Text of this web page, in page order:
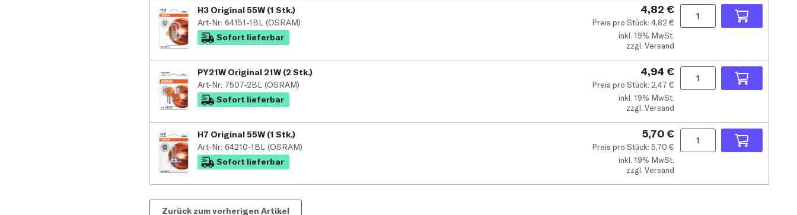
H3 Original 55W (1 Stk.)
Art-Nr: 64151-1BL (OSRAM)
Sofort lieferbar
4,82 €
Preis pro Stück: 4,82 €
inkl. 19% MwSt.
zzgl. Versand
PY21W Original 21W (2 Stk.)
Art-Nr: 7507-2BL (OSRAM)
Sofort lieferbar
4,94 €
Preis pro Stück: 2,47 €
inkl. 19% MwSt.
zzgl. Versand
H7 Original 55W (1 Stk.)
Art-Nr: 64210-1BL (OSRAM)
Sofort lieferbar
5,70 €
Preis pro Stück: 5,70 €
inkl. 19% MwSt.
zzgl. Versand
Zurück zum vorherigen Artikel